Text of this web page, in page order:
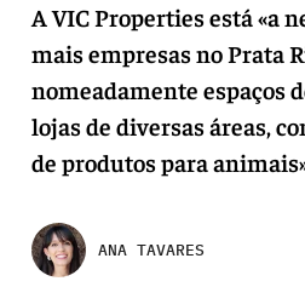
A VIC Properties está «a
mais empresas no Prata
nomeadamente espaços
lojas de diversas áreas,
de produtos para
ANA TAVARES